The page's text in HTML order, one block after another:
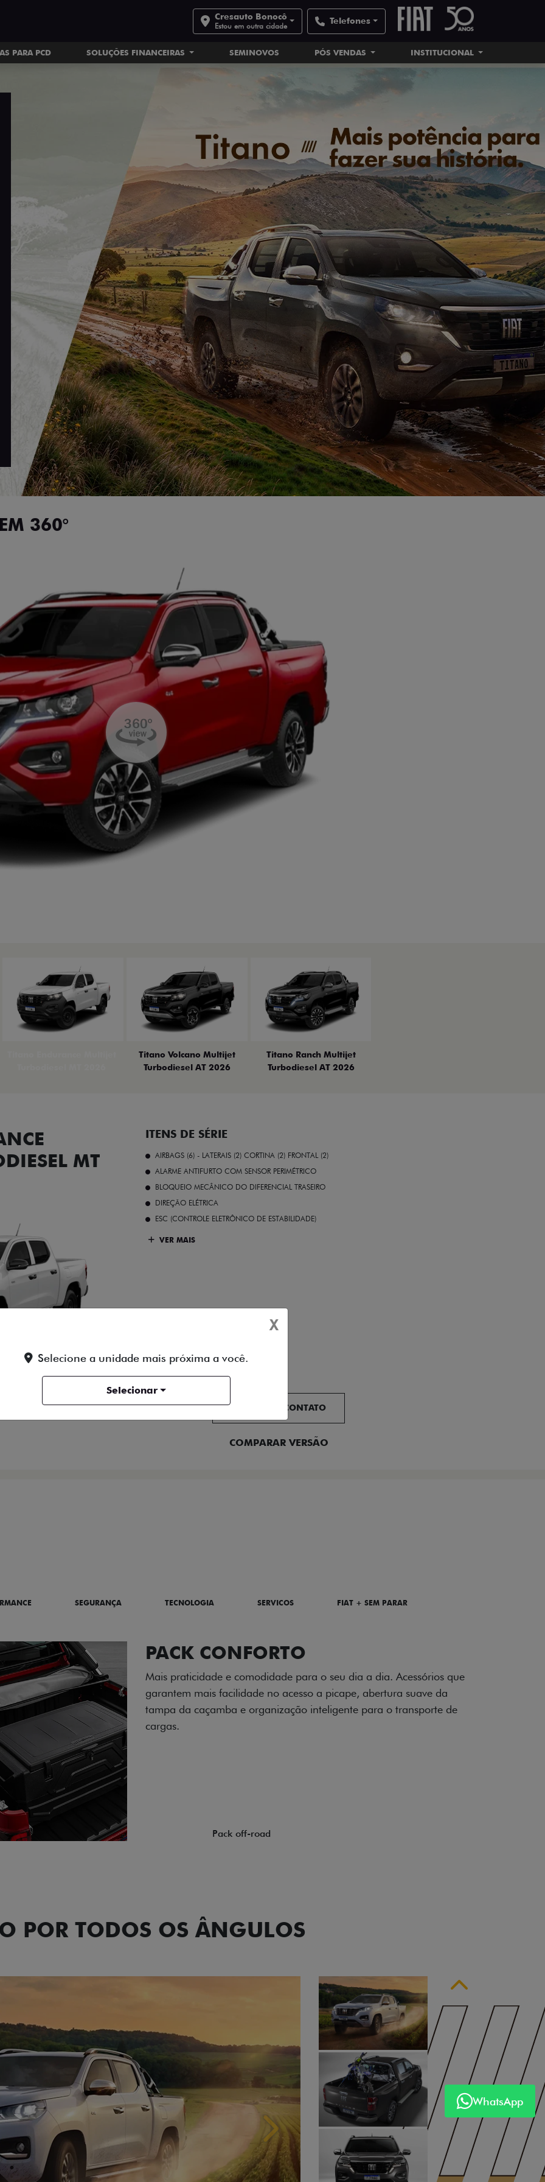
Cresauto Bonocô
Estou em outra cidade Telefones
PARA PCD SOLUÇÕES FINANCEIRAS SEMINOVOS PÓS VENDAS INSTITUCIONAL
360°
Titano Volcano Multijet
Turbodiesel AT 2026
Titano Ranch Multijet
Turbodiesel AT 2026
MT
ITENS DE SÉRIE
AIRBAGS (6) - LATERAIS (2) CORTINA (2) FRONTAL (2)
ALARME ANTIFURTO COM SENSOR PERIMÉTRICO
BLOQUEIO MECÂNICO DO DIFERENCIAL TRASEIRO
DIREÇÃO ELÉTRICA
ESC (CONTROLE ELETRÔNICO DE ESTABILIDADE)
VER MAIS
FICHA TÉCNICA
ENTRAR EM CONTATO
COMPARAR VERSÃO
SEGURANÇA TECNOLOGIA SERVICOS FIAT + SEM PARAR
PACK OFF-ROAD
Prepare sua picape para qualquer desafio. O Pack off-road combina
engate de reboque para até 3,5 toneladas, alargadores de para-
lamas e overbumper, oferecendo mais capacidade de reboque,
proteção extra para a carroceria e um visual ainda mais imponente
Pack tecnologia
POR TODOS OS ÂNGULOS
Próximo
Anterior
WhatsApp
X
Selecione a unidade mais próxima a você.
Selecionar